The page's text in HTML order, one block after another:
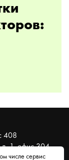
408
д. 1, офис 304
числе сервис